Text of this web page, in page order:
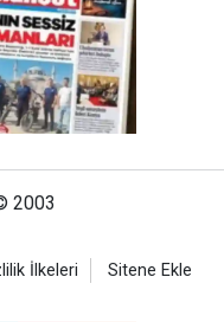
2003
İlkeleri Sitene Ekle